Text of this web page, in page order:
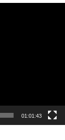
01:01:43